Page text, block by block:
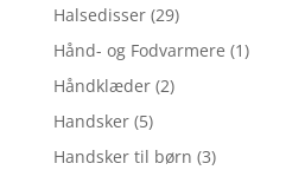
Halsedisser (29)
Hånd- og Fodvarmere (1)
Håndklæder (2)
Handsker (5)
Handsker til børn (3)